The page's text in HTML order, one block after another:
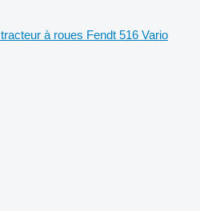
tracteur à roues Fendt 516 Vario